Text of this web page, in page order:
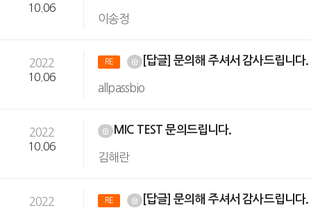
10.06
이송정
2022
10.06
RE [답글] 문의해 주셔서 감사드립니다.
allpassbio
2022
10.06
MIC TEST 문의드립니다.
김해란
2022 RE [답글] 문의해 주셔서 감사드립니다.